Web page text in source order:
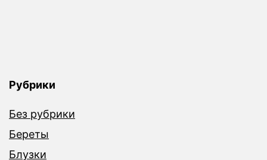
Рубрики
Без рубрики
Береты
Блузки